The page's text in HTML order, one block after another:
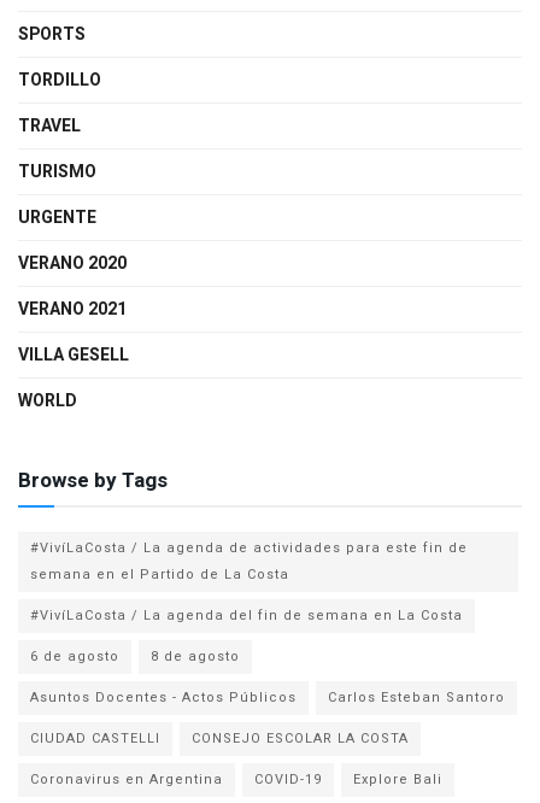
SPORTS
TORDILLO
TRAVEL
TURISMO
URGENTE
VERANO 2020
VERANO 2021
VILLA GESELL
WORLD
Browse by Tags
#VivíLaCosta / La agenda de actividades para este fin de
semana en el Partido de La Costa
#VivíLaCosta / La agenda del fin de semana en La Costa
6 de agosto
8 de agosto
Asuntos Docentes - Actos Públicos
Carlos Esteban Santoro
CIUDAD CASTELLI
CONSEJO ESCOLAR LA COSTA
Coronavirus en Argentina
COVID-19
Explore Bali